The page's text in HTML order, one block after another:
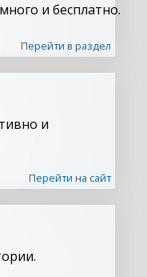
и бесплатно.
Перейти в раздел
и
Перейти на сайт